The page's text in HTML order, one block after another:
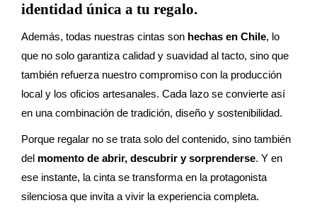
identidad única a tu regalo.
Además, todas nuestras cintas son hechas en Chile, lo
que no solo garantiza calidad y suavidad al tacto, sino que
también refuerza nuestro compromiso con la producción
local y los oficios artesanales. Cada lazo se convierte así
en una combinación de tradición, diseño y sostenibilidad.
Porque regalar no se trata solo del contenido, sino también
del momento de abrir, descubrir y sorprenderse. Y en
ese instante, la cinta se transforma en la protagonista
silenciosa que invita a vivir la experiencia completa.